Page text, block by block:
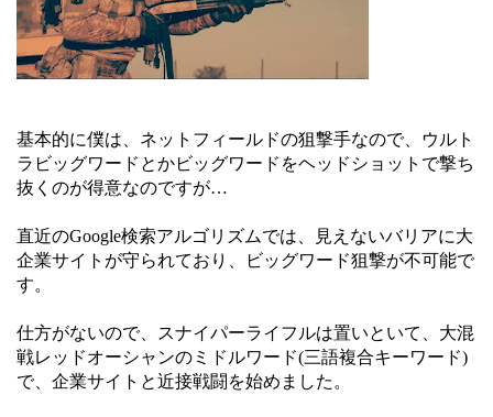
基本的に僕は、ネットフィールドの狙撃手なので、ウルト
ラビッグワードとかビッグワードをヘッドショットで撃ち
抜くのが得意なのですが…
直近のGoogle検索アルゴリズムでは、見えないバリアに大
企業サイトが守られており、ビッグワード狙撃が不可能で
す。
仕方がないので、スナイパーライフルは置いといて、大混
戦レッドオーシャンのミドルワード(三語複合キーワード)
で、企業サイトと近接戦闘を始めました。